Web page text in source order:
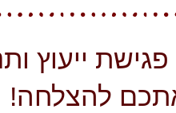
ייעוץ
להצלחה!